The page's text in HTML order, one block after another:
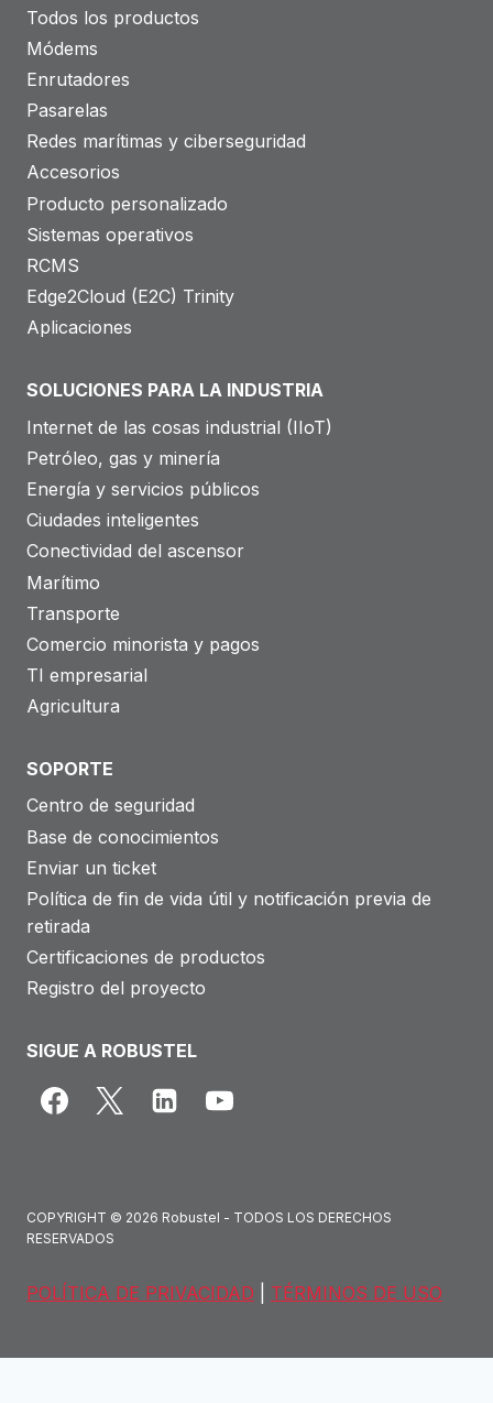
Todos los productos
Módems
Enrutadores
Pasarelas
Redes marítimas y ciberseguridad
Accesorios
Producto personalizado
Sistemas operativos
RCMS
Edge2Cloud (E2C) Trinity
Aplicaciones
SOLUCIONES PARA LA INDUSTRIA
Internet de las cosas industrial (IIoT)
Petróleo, gas y minería
Energía y servicios públicos
Ciudades inteligentes
Conectividad del ascensor
Marítimo
Transporte
Comercio minorista y pagos
TI empresarial
Agricultura
SOPORTE
Centro de seguridad
Base de conocimientos
Enviar un ticket
Política de fin de vida útil y notificación previa de
retirada
Certificaciones de productos
Registro del proyecto
SIGUE A ROBUSTEL
COPYRIGHT © 2026 Robustel - TODOS LOS DERECHOS
RESERVADOS
POLÍTICA DE PRIVACIDAD TÉRMINOS DE USO